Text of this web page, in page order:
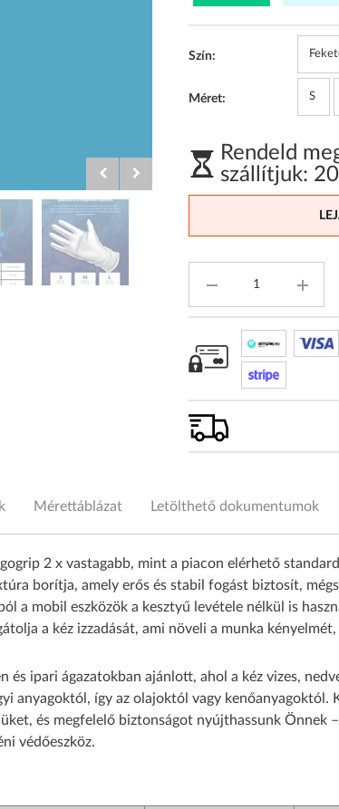
Szín:
Méret: S
Rendeld
szállítjuk:
Mérettáblázat Letölthető dokumentumok
2 x vastagabb, mint a piacon elérhető
borítja, amely erős és stabil fogást biztosít,
a mobil eszközök a kesztyű levétele nélkül is
a kéz izzadását, ami növeli a munka
és ipari ágazatokban ajánlott, ahol a kéz vizes,
anyagoktól, így az olajoktól vagy
és megfelelő biztonságot nyújthassunk Önnek
védőeszköz.